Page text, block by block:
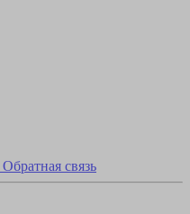
Обратная связь